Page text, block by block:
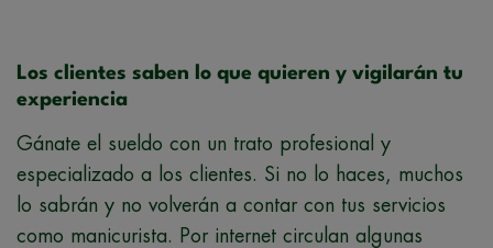
Los clientes saben lo que quieren y vigilarán tu
experiencia
Gánate el sueldo con un trato profesional y
especializado a los clientes. Si no lo haces, muchos
lo sabrán y no volverán a contar con tus servicios
como manicurista. Por internet circulan algunas